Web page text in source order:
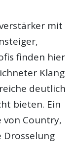
mit
finden hier
Klang
deutlich
bieten. Ein
Country,
Drosselung